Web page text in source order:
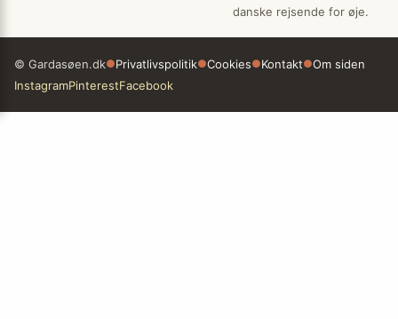
danske rejsende for øje.
© Gardasøen.dk●Privatlivspolitik●Cookies●Kontakt●Om siden
InstagramPinterestFacebook